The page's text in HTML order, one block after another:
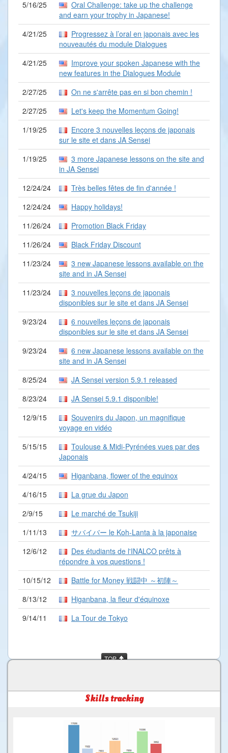
5/16/25
Oral Challenge: take up the challenge
and earn your trophy in Japanese!
4/21/25
Progressez à l’oral en japonais avec les
nouveautés du module Dialogues
4/21/25
Improve your spoken Japanese with the
new features in the Dialogues Module
2/27/25
On ne s'arrête pas en si bon chemin !
2/27/25
Let's keep the Momentum Going!
1/19/25
Encore 3 nouvelles leçons de japonais
sur le site et dans JA Sensei
1/19/25
3 more Japanese lessons on the site and
in JA Sensei
12/24/24
Très belles fêtes de fin d'année !
12/24/24
Happy holidays!
11/26/24
Promotion Black Friday
11/26/24
Black Friday Discount
11/23/24
3 new Japanese lessons available on the
site and in JA Sensei
11/23/24
3 nouvelles leçons de japonais
disponibles sur le site et dans JA Sensei
9/23/24
6 nouvelles leçons de japonais
disponibles sur le site et dans JA Sensei
9/23/24
6 new Japanese lessons available on the
site and in JA Sensei
8/25/24
JA Sensei version 5.9.1 released
8/23/24
JA Sensei 5.9.1 disponible!
12/9/15
Souvenirs du Japon, un magnifique
voyage en vidéo
5/15/15
Toulouse & Midi-Pyrénées vues par des
Japonais
4/24/15
Higanbana, flower of the equinox
4/16/15
La grue du Japon
2/9/15
Le marché de Tsukiji
1/11/13
サバイバー le Koh-Lanta à la japonaise
12/6/12
Des étudiants de l'INALCO prêts à
répondre à vos questions !
10/15/12
Battle for Money 戦闘中 ～初陣～
8/13/12
Higanbana, la fleur d'équinoxe
9/14/11
La Tour de Tokyo
TOP
Skills tracking